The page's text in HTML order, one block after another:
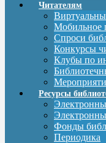
Читателям
Мобильное
Спроси
Конкурсы
Клубы по
Ресурсы
Фонды
Периодика